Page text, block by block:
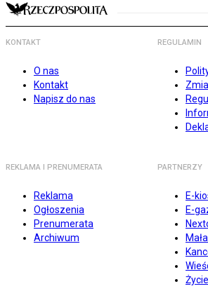
KONTAKT
O nas
Kontakt
Napisz do nas
REGULAMIN
REKLAMA I PRENUMERATA
Reklama
Ogłoszenia
Prenumerata
Archiwum
PARTNERZY
E-
E-